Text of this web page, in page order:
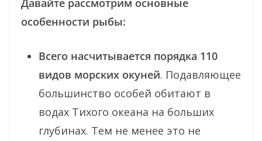
особенности рыбы:
Всего насчитывается порядка 110
видов морских окуней. Подавляющее
большинство особей обитают в
водах Тихого океана на больших
глубинах. Тем не менее это не